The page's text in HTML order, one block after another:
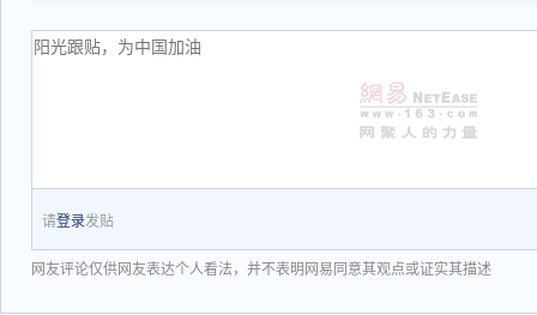
请登录发贴
网友评论仅供网友表达个人看法，并不表明网易同意其观点或证实其描述